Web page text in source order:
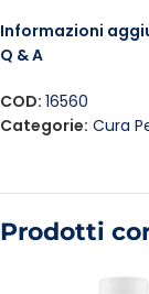
Informazioni
Q & A
COD: 16560
Categorie: Cura
Prodotti